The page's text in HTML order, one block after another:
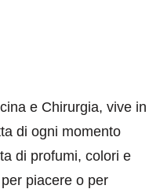
e Chirurgia, vive in
di ogni momento
di profumi, colori e
piacere o per